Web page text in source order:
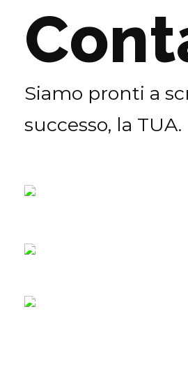
Siamo pronti a
successo, la TUA.